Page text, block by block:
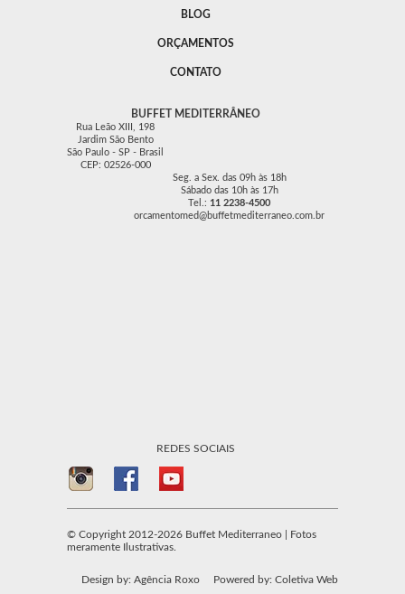
BLOG
ORÇAMENTOS
CONTATO
BUFFET MEDITERRÂNEO
Rua Leão XIII, 198
Jardim São Bento
São Paulo - SP - Brasil
CEP: 02526-000
Seg. a Sex. das 09h às 18h
Sábado das 10h às 17h
Tel.: 11 2238-4500
orcamentomed@buffetmediterraneo.com.br
REDES SOCIAIS
© Copyright 2012-2026 Buffet Mediterraneo | Fotos
meramente Ilustrativas.
Powered by: Coletiva Web
Design by: Agência Roxo